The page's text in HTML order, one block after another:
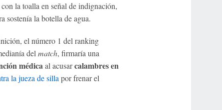
la toalla en señal de indignación,
sostenía la botella de agua.
el número 1 del ranking
delmatch, firmaría una
médicaal acusarcalambres en
la jueza de sillapor frenar el